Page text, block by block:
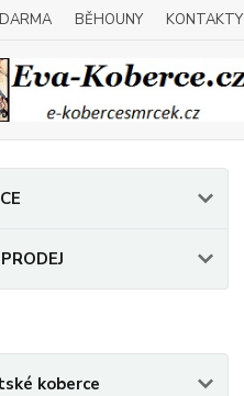
BĚHOUNY KONTAKTY
koberce